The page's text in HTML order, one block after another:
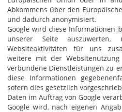
Abkommens über den
und dadurch anonymisiert.
Google wird diese Informationen
unserer Seite
Websiteaktivitäten für uns
weitere mit der
verbundene Dienstleistungen zu
diese Informationen
sofern dies gesetzlich
Daten im Auftrag von Google
Google wird, nach eigenen